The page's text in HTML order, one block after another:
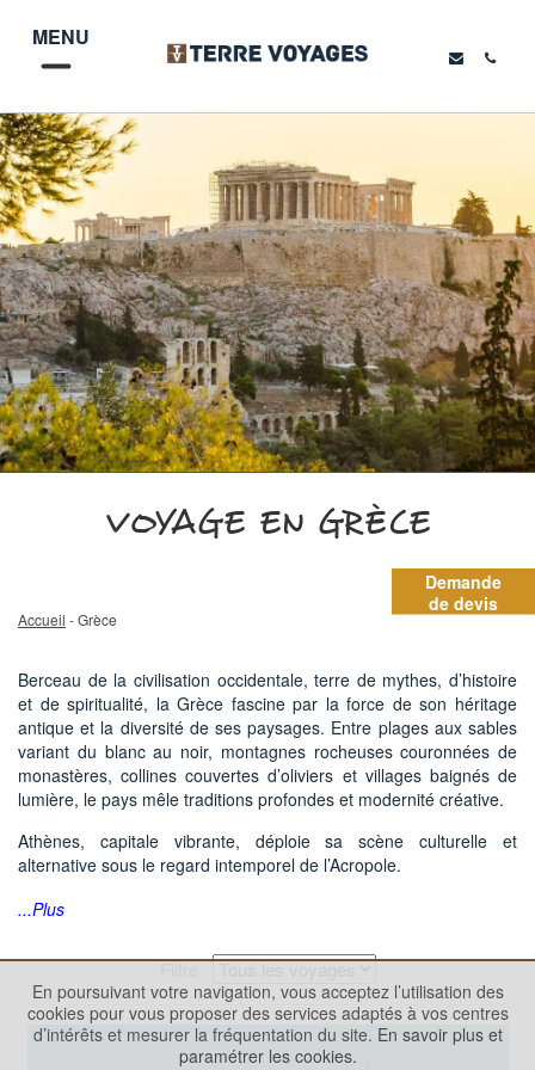
MENU
VOYAGE EN GRÈCE
Accueil - Grèce
Berceau de la civilisation occidentale, terre de mythes, d’histoire
et de spiritualité, la Grèce fascine par la force de son héritage
antique et la diversité de ses paysages. Entre plages aux sables
variant du blanc au noir, montagnes rocheuses couronnées de
monastères, collines couvertes d’oliviers et villages baignés de
lumière, le pays mêle traditions profondes et modernité créative.
Athènes, capitale vibrante, déploie sa scène culturelle et
alternative sous le regard intemporel de l’Acropole.
...Plus
Filtre
Demande
de devis
En poursuivant votre navigation, vous acceptez l’utilisation des
cookies pour vous proposer des services adaptés à vos centres
d’intérêts et mesurer la fréquentation du site. En savoir plus et
paramétrer les cookies.